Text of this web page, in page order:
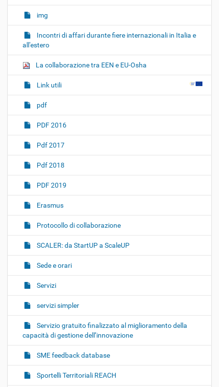
img
Incontri di affari durante fiere internazionali in Italia e
all'estero
La collaborazione tra EEN e EU-Osha
Link utili
pdf
PDF 2016
Pdf 2017
Pdf 2018
PDF 2019
Erasmus
Protocollo di collaborazione
SCALER: da StartUP a ScaleUP
Sede e orari
Servizi
servizi simpler
Servizio gratuito finalizzato al miglioramento della
capacità di gestione dell’innovazione
SME feedback database
Sportelli Territoriali REACH